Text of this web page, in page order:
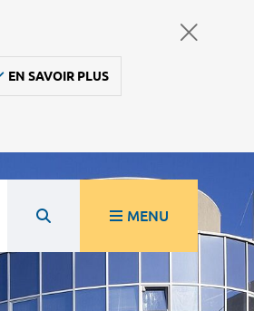
EN SAVOIR PLUS
MENU